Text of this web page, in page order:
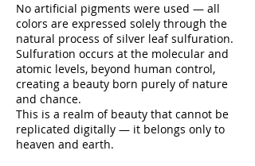
No artificial pigments were used — all
colors are expressed solely through the
natural process of silver leaf sulfuration.
Sulfuration occurs at the molecular and
atomic levels, beyond human control,
creating a beauty born purely of nature
and chance.
This is a realm of beauty that cannot be
replicated digitally — it belongs only to
heaven and earth.